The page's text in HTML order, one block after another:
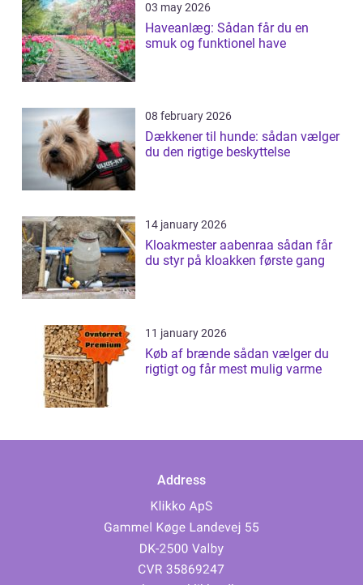
03 may 2026
Haveanlæg: Sådan får du en
smuk og funktionel have
08 february 2026
Dækkener til hunde: sådan vælger
du den rigtige beskyttelse
14 january 2026
Kloakmester aabenraa sådan får
du styr på kloakken første gang
11 january 2026
Køb af brænde sådan vælger du
rigtigt og får mest mulig varme
Address